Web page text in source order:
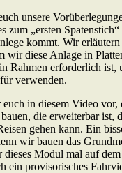
unsere
zum „ersten
kommt. Wir
wir diese Anlage in
Rahmen erforderlich ist,
verwenden.
in diesem Video
die erweiterbar ist,
gehen kann. Ein
wir bauen das
Modul mal auf
ein provisorisches